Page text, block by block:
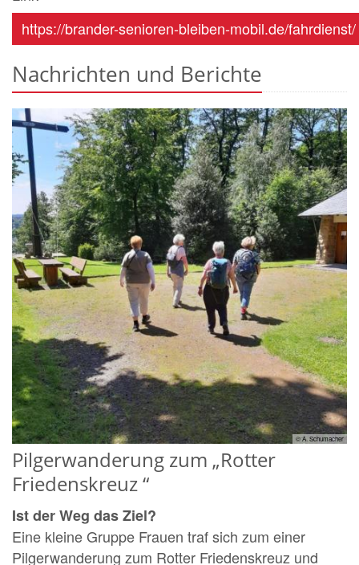
https://brander-senioren-bleiben-mobil.de/fahrdienst/
Nachrichten und Berichte
© A. Schumacher
Pilgerwanderung zum „Rotter
Friedenskreuz “
Ist der Weg das Ziel?
Eine kleine Gruppe Frauen traf sich zum einer
Pilgerwanderung zum Rotter Friedenskreuz und